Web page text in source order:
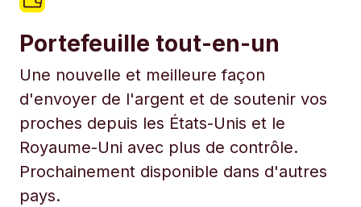
Portefeuille tout-en-un
Une nouvelle et meilleure façon
d'envoyer de l'argent et de soutenir vos
proches depuis les États-Unis et le
Royaume-Uni avec plus de contrôle.
Prochainement disponible dans d'autres
pays.